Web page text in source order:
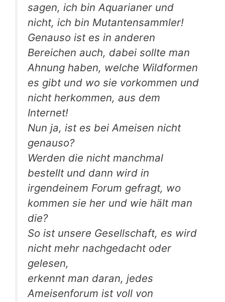
sagen, ich bin Aquarianer und
nicht, ich bin Mutantensammler!
Genauso ist es in anderen
Bereichen auch, dabei sollte man
Ahnung haben, welche Wildformen
es gibt und wo sie vorkommen und
nicht herkommen, aus dem
Internet!
Nun ja, ist es bei Ameisen nicht
genauso?
Werden die nicht manchmal
bestellt und dann wird in
irgendeinem Forum gefragt, wo
kommen sie her und wie hält man
die?
So ist unsere Gesellschaft, es wird
nicht mehr nachgedacht oder
gelesen,
erkennt man daran, jedes
Ameisenforum ist voll von